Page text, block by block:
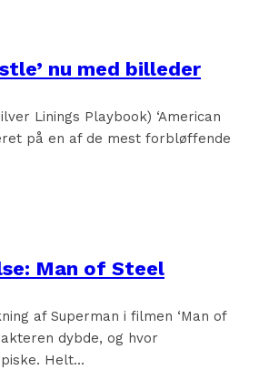
nu med billeder
Linings Playbook) ‘American
på en af de mest forbløffende
Man of Steel
af Superman i filmen ‘Man of
dybde, og hvor
Helt...